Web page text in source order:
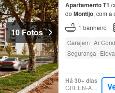
10 Fotos
ApartamentoT1
do Montijo, com a
poucos minutos
1 banheiro
Garajem Ar
Segurança
Há 30+ dias
GREEN-ACRES